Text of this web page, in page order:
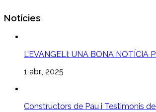
Notícies
L’EVANGELI: UNA BONA NOTÍCIA
1 abr., 2025
Constructors de Pau i Testimonis